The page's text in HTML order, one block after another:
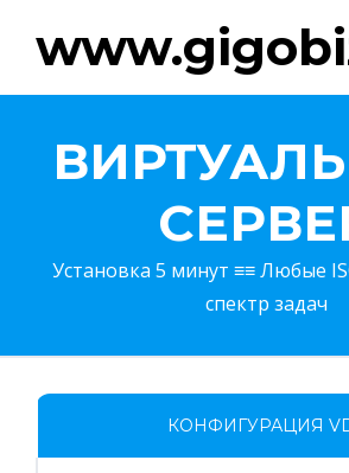
Установка 5 минут ≡≡ Любые
спектр задач
КОНФИГУРАЦИЯ